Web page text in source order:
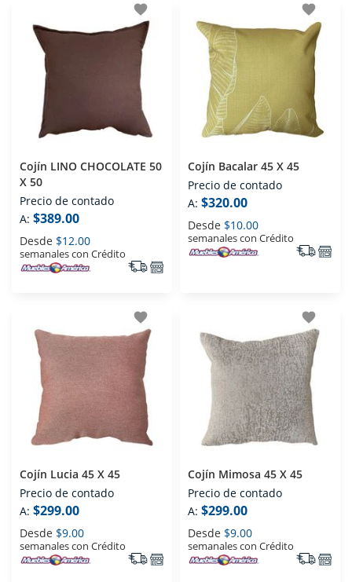
favorite
Cojín LINO CHOCOLATE 50
X 50
Precio de contado
A: $389.00
Desde $12.00
semanales con Crédito
favorite
Cojín Bacalar 45 X 45
Precio de contado
A: $320.00
Desde $10.00
semanales con Crédito
favorite
Cojín Lucia 45 X 45
Precio de contado
A: $299.00
Desde $9.00
semanales con Crédito
favorite
Cojín Mimosa 45 X 45
Precio de contado
A: $299.00
Desde $9.00
semanales con Crédito